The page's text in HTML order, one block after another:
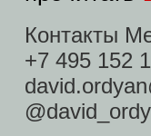
Контакты
+7 495 152